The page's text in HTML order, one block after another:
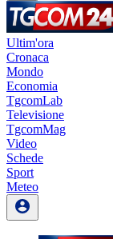
Ultim'ora
Cronaca
Mondo
Economia
TgcomLab
Televisione
TgcomMag
Video
Schede
Sport
Meteo